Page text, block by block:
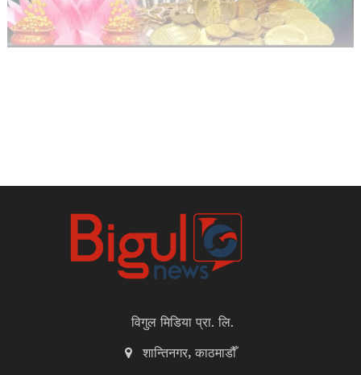
विगुल मिडिया प्रा. लि.
शान्तिनगर, काठमाडौँ